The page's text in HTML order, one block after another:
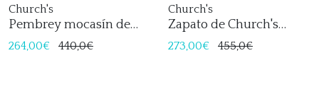
Church's
Pembrey mocasín de
Church's
264,00€ 440,0€
Church's
Zapato de Church's
Beffcote
273,00€ 455,0€